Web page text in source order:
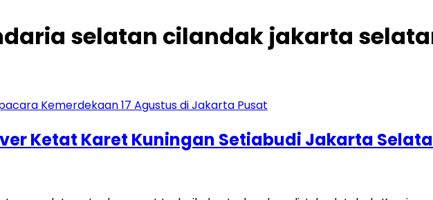
selatan cilandak jakarta
Ketat Karet Kuningan Setiabudi Jakarta